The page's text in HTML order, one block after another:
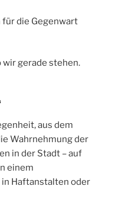
für die Gegenwart
wir gerade stehen.
aus dem
Wahrnehmung der
in der Stadt – auf
einem
in Haftanstalten oder